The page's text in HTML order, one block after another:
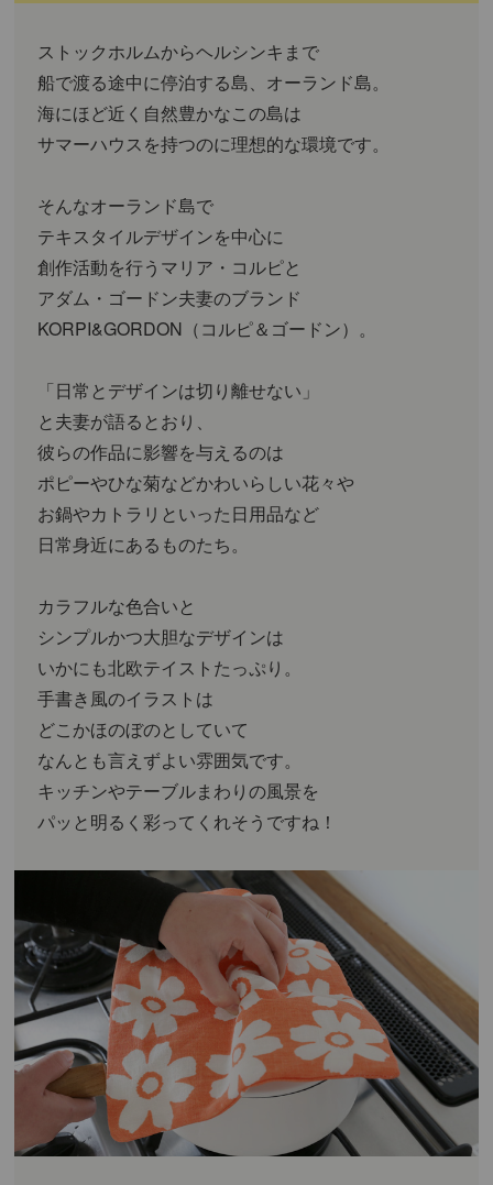
ストックホルムからヘルシンキまで
船で渡る途中に停泊する島、オーランド島。
海にほど近く自然豊かなこの島は
サマーハウスを持つのに理想的な環境です。
そんなオーランド島で
テキスタイルデザインを中心に
創作活動を行うマリア・コルピと
アダム・ゴードン夫妻のブランド
KORPI&GORDON（コルピ＆ゴードン）。
「日常とデザインは切り離せない」
と夫妻が語るとおり、
彼らの作品に影響を与えるのは
ポピーやひな菊などかわいらしい花々や
お鍋やカトラリといった日用品など
日常身近にあるものたち。
カラフルな色合いと
シンプルかつ大胆なデザインは
いかにも北欧テイストたっぷり。
手書き風のイラストは
どこかほのぼのとしていて
なんとも言えずよい雰囲気です。
キッチンやテーブルまわりの風景を
パッと明るく彩ってくれそうですね！